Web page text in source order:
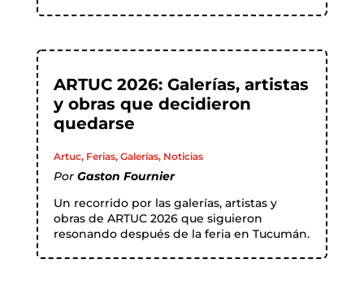
ARTUC 2026: Galerías, artistas
y obras que decidieron
quedarse
Artuc, Ferias, Galerías, Noticias
Por Gaston Fournier
Un recorrido por las galerías, artistas y
obras de ARTUC 2026 que siguieron
resonando después de la feria en Tucumán.